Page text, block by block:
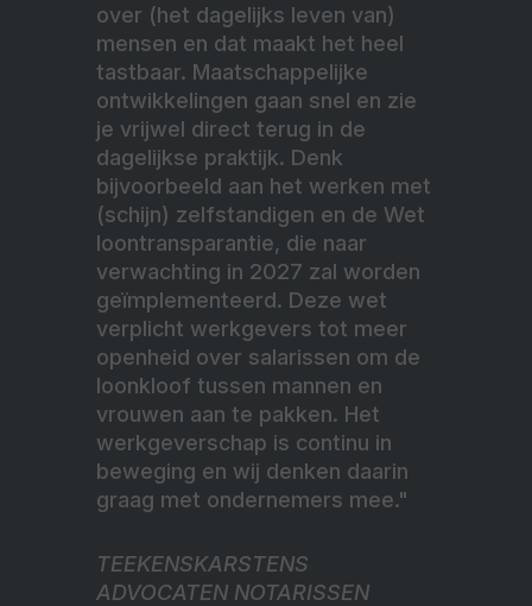
over (het dagelijks leven van)
mensen en dat maakt het heel
tastbaar. Maatschappelijke
ontwikkelingen gaan snel en zie
je vrijwel direct terug in de
dagelijkse praktijk. Denk
bijvoorbeeld aan het werken met
(schijn) zelfstandigen en de Wet
loontransparantie, die naar
verwachting in 2027 zal worden
geïmplementeerd. Deze wet
verplicht werkgevers tot meer
openheid over salarissen om de
loonkloof tussen mannen en
vrouwen aan te pakken. Het
werkgeverschap is continu in
beweging en wij denken daarin
graag met ondernemers mee."
TEEKENSKARSTENS
ADVOCATEN NOTARISSEN